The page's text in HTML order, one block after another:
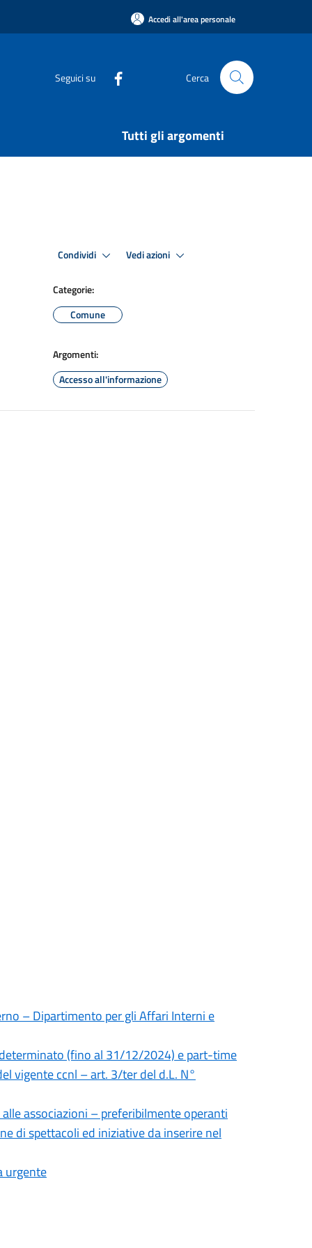
Accedi all'area personale
Seguici su Cerca
Tutti gli argomenti
Condividi Vedi azioni
Categorie:
Comune
Argomenti:
Accesso all'informazione
– Dipartimento per gli Affari Interni e
(fino al 31/12/2024) e part-time
vigente ccnl – art. 3/ter del d.L. N°
associazioni – preferibilmente operanti
di spettacoli ed iniziative da inserire nel
urgente